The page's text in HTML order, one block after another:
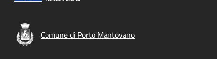
Comune di Porto Mantovano